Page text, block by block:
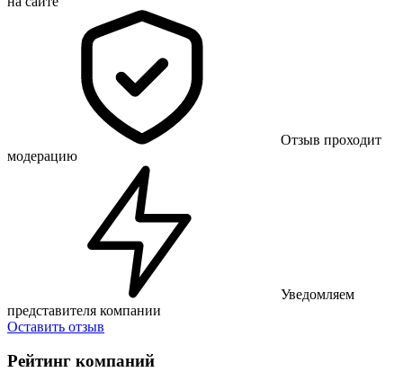
Отзыв проходит
модерацию
Уведомляем
представителя компании
Оставить отзыв
Рейтинг компаний